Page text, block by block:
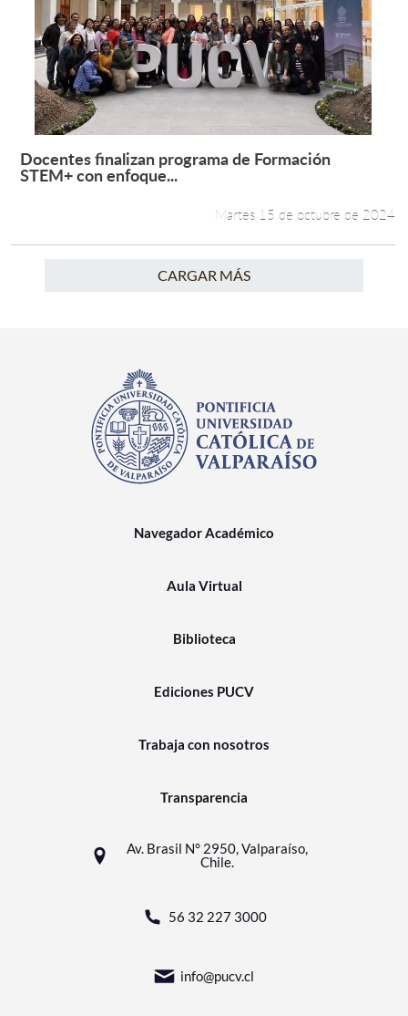
Leer más +
Docentes finalizan programa de Formación
STEM+ con enfoque...
Martes 15 de octubre de 2024
CARGAR MÁS
Navegador Académico
Aula Virtual
Biblioteca
Ediciones PUCV
Trabaja con nosotros
Transparencia
Av. Brasil N° 2950, Valparaíso,
Chile.
56 32 227 3000
info@pucv.cl